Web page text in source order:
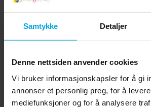
Samtykke Detaljer
Denne nettsiden anvender cookies
Vi bruker informasjonskapsler for å gi
annonser et personlig preg, for å
mediefunksjoner og for å analysere
Harry Potter Hermione
KJØP
Harry